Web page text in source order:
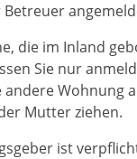
Betreuer
die im Inland
Sie nur
andere Wohnung
Mutter ziehen.
ist